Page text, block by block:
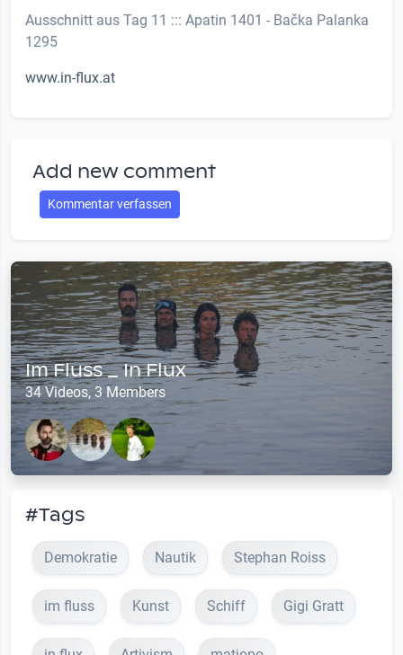
Ausschnitt aus Tag 11 ::: Apatin 1401 - Bačka Palanka
1295
www.in-flux.at
Add new comment
Kommentar verfassen
Im Fluss _ In Flux
34 Videos, 3 Members
#Tags
Demokratie Nautik Stephan Roiss
im fluss Kunst Schiff Gigi Gratt